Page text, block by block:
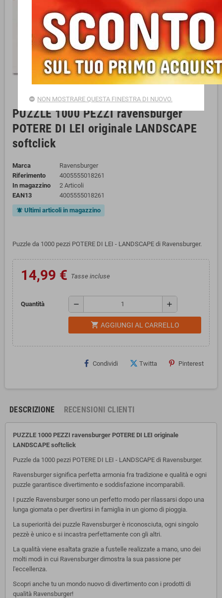
PUZZLE 1000 PEZZI ravensburger
POTERE DI LEI originale LANDSCAPE
softclick
Marca
Ravensburger
Riferimento
4005555018261
In magazzino
2 Articoli
EAN13
4005555018261
notifications_active Ultimi articoli in magazzino
Puzzle da 1000 pezzi POTERE DI LEI - LANDSCAPE di Ravensburger.
14,99 € Tasse incluse
Quantità remove add
shopping_cart AGGIUNGI AL CARRELLO
Condividi Twitta Pinterest
DESCRIZIONE RECENSIONI CLIENTI
PUZZLE 1000 PEZZI ravensburger POTERE DI LEI originale
LANDSCAPE softclick
Puzzle da 1000 pezzi POTERE DI LEI - LANDSCAPE di Ravensburger.
Ravensburger significa perfetta armonia fra tradizione e qualità e ogni
puzzle garantisce divertimento e soddisfazione incomparabili.
I puzzle Ravensburger sono un perfetto modo per rilassarsi dopo una
lunga giornata o per divertirsi in famiglia in un giorno di pioggia.
La superiorità dei puzzle Ravensburger è riconosciuta, ogni singolo
pezzè è unico e si incastra perfettamente con gli altri.
La qualità viene esaltata grazie a fustelle realizzate a mano, uno dei
molti modi in cui Ravensburger dimostra la sua passione per
l'eccellenza.
Scopri anche tu un mondo nuovo di divertimento con i prodotti di
qualità Ravensburger!
NON MOSTRARE QUESTA FINESTRA DI NUOVO.